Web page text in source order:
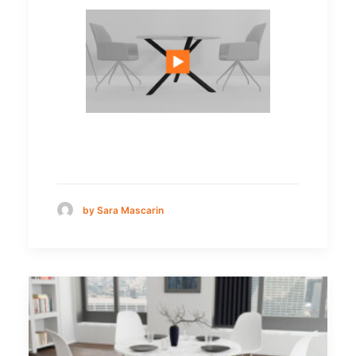
by Sara Mascarin